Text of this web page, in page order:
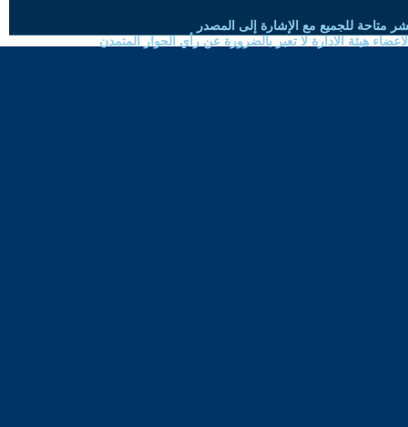
متاحة للجميع مع الإشارة إلى المصدر
هيئة الادارة لا تعبر بالضرورة عن رأي الحوار المتمدن